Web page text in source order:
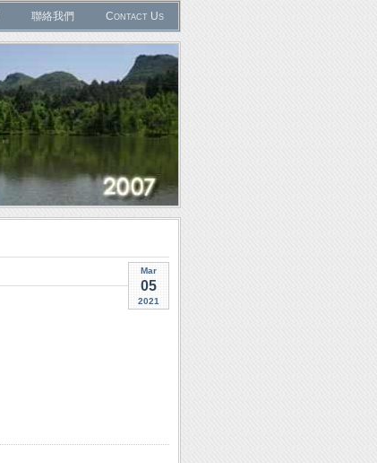
聯絡我們 Contact Us
Mar
05
2021